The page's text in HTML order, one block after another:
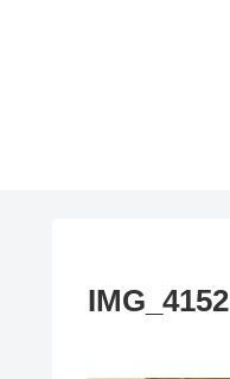
IMG_4152